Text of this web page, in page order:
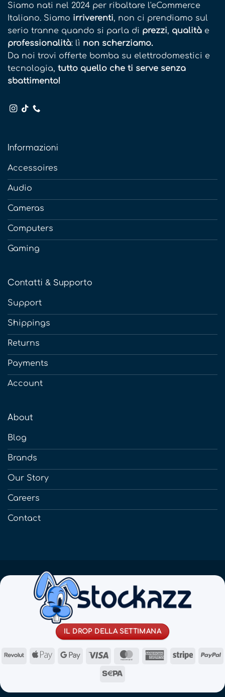
Siamo nati nel 2024 per ribaltare l'eCommerce
Italiano. Siamo irriverenti, non ci prendiamo sul
serio tranne quando si parla di prezzi, qualità e
professionalità: lì non scherziamo.
Da noi trovi offerte bomba su elettrodomestici e
tecnologia, tutto quello che ti serve senza
sbattimento!
Informazioni
Accessoires
Audio
Cameras
Computers
Gaming
Contatti & Supporto
Support
Shippings
Returns
Payments
Account
About
Blog
Brands
Our Story
Careers
Contact
IL DROP DELLA SETTIMANA
RevolutApple GoogleVisa MasterCardAmericanStripe
Sepa